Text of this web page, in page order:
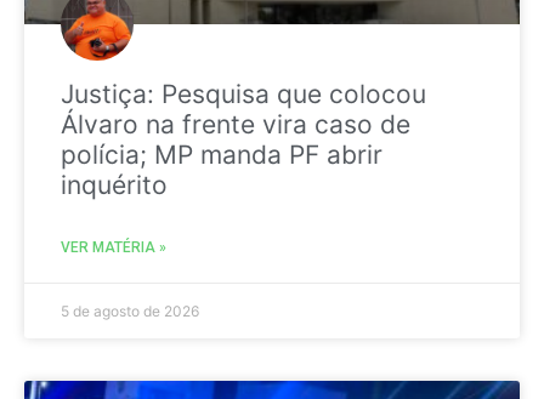
Justiça: Pesquisa que colocou
Álvaro na frente vira caso de
polícia; MP manda PF abrir
inquérito
VER MATÉRIA »
5 de agosto de 2026